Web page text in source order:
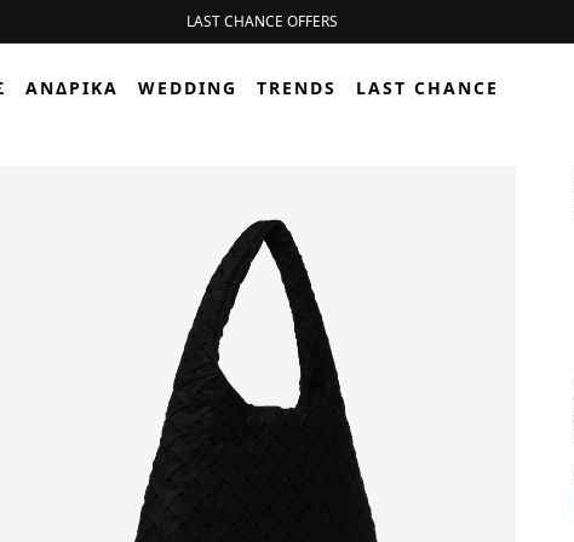
ΑΝΔΡΙΚΆ WEDDING TRENDS LAST CHANCE